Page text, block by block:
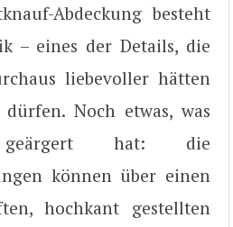
Abdeckung besteht
– eines der Details, die
liebevoller hätten
Noch etwas, was
hat: die
können über einen
hochkant gestellten